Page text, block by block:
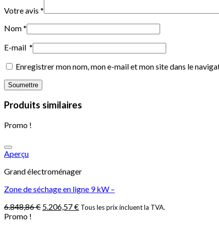
Votre avis *
Nom*
E-mail *
Enregistrer mon nom, mon e-mail et mon site dans le
Produits similaires
Promo !
Aperçu
Grand électroménager
Zone de séchage en ligne 9 kW –
6.848,86€ 5.206,57€ Tous les prix incluent la TVA.
Promo !